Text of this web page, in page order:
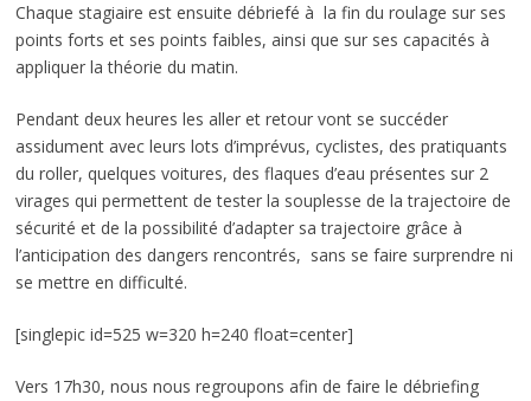
Chaque stagiaire est ensuite débriefé à la fin du roulage sur ses
points forts et ses points faibles, ainsi que sur ses capacités à
appliquer la théorie du matin.
Pendant deux heures les aller et retour vont se succéder
assidument avec leurs lots d’imprévus, cyclistes, des pratiquants
du roller, quelques voitures, des flaques d’eau présentes sur 2
virages qui permettent de tester la souplesse de la trajectoire de
sécurité et de la possibilité d’adapter sa trajectoire grâce à
l’anticipation des dangers rencontrés, sans se faire surprendre ni
se mettre en difficulté.
[singlepic id=525 w=320 h=240 float=center]
Vers 17h30, nous nous regroupons afin de faire le débriefing